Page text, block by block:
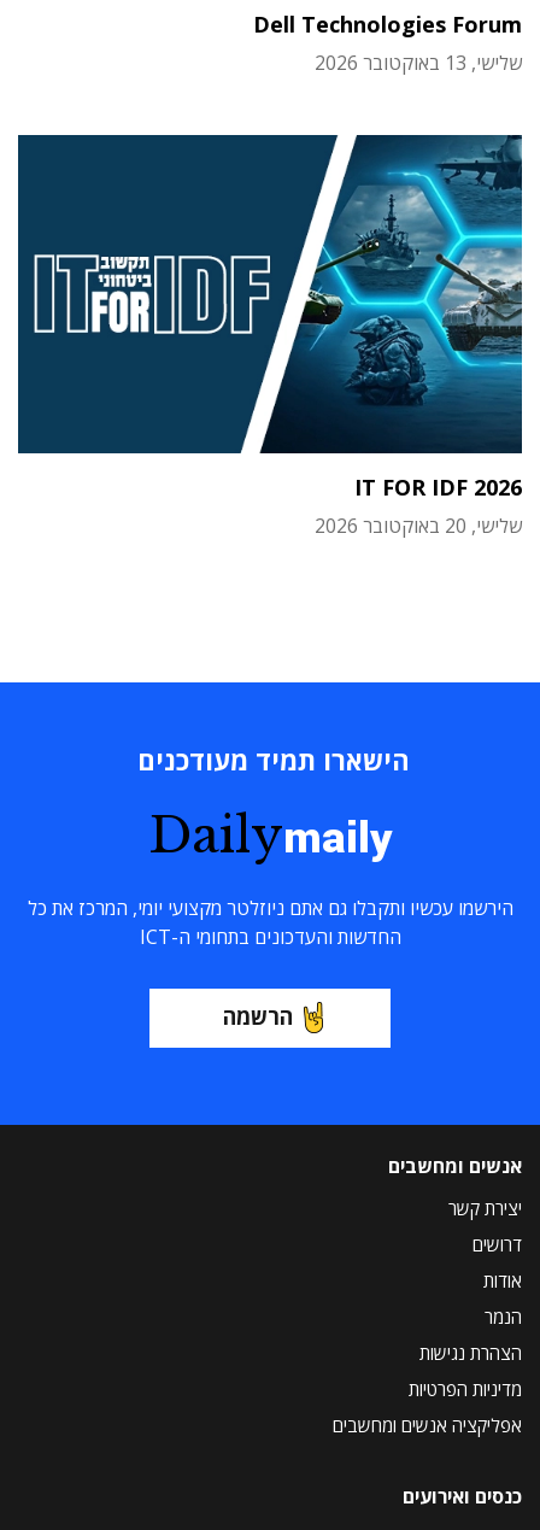
Dell Technologies Forum
שלישי, 13 באוקטובר 2026
IT FOR IDF 2026
שלישי, 20 באוקטובר 2026
הישארו תמיד מעודכנים
Dailymaily
הירשמו עכשיו ותקבלו גם אתם ניוזלטר מקצועי יומי, המרכז את כל
החדשות והעדכונים בתחומי ה-ICT
הרשמה
אנשים ומחשבים
יצירת קשר
דרושים
אודות
הנמר
הצהרת נגישות
מדיניות הפרטיות
אפליקציה אנשים ומחשבים
כנסים ואירועים